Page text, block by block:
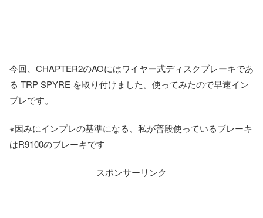
今回、CHAPTER2のAOにはワイヤー式ディスクブレーキであ
る TRP SPYRE を取り付けました。使ってみたので早速イン
プレです。
※因みにインプレの基準になる、私が普段使っているブレーキ
はR9100のブレーキです
スポンサーリンク